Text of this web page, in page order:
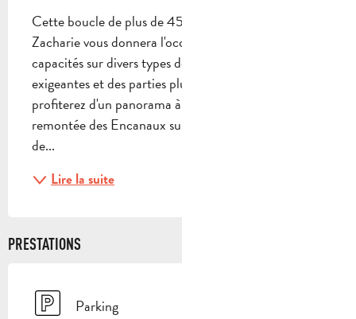
Cette boucle de plus de 45 km au départ de Saint-
Zacharie vous donnera l'occasion de tester vos
capacités sur divers types de sol. Entre des montées
exigeantes et des parties plus roulantes, vous
profiterez d'un panorama à nul autre pareil. La
remontée des Encanaux sur piste sera un moment
de...
Lire la suite
PRESTATIONS
Parking